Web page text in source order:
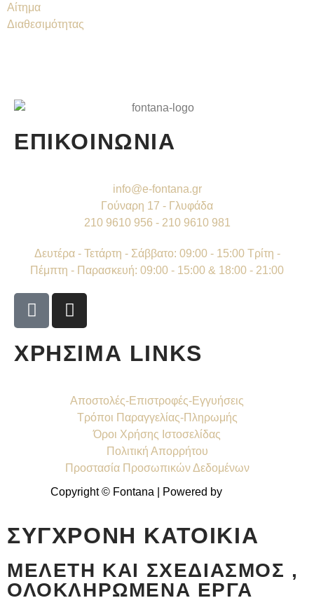
Αίτημα
Διαθεσιμότητας
ΕΠΙΚΟΙΝΩΝΙΑ
info@e-fontana.gr
Γούναρη 17 - Γλυφάδα
210 9610 956 - 210 9610 981
Δευτέρα - Τετάρτη - Σάββατο: 09:00 - 15:00 Τρίτη -
Πέμπτη - Παρασκευή: 09:00 - 15:00 & 18:00 - 21:00
ΧΡΗΣΙΜΑ LINKS
Αποστολές-Επιστροφές-Εγγυήσεις
Τρόποι Παραγγελίας-Πληρωμής
Όροι Χρήσης Ιστοσελίδας
Πολιτική Απορρήτου
Προστασία Προσωπικών Δεδομένων
Copyright © Fontana | Powered by
ΣΎΓΧΡΟΝΗ ΚΑΤΟΙΚΊΑ
ΜΕΛΈΤΗ ΚΑΙ ΣΧΕΔΙΑΣΜΌΣ ,
ΟΛΟΚΛΗΡΩΜΈΝΑ ΈΡΓΑ